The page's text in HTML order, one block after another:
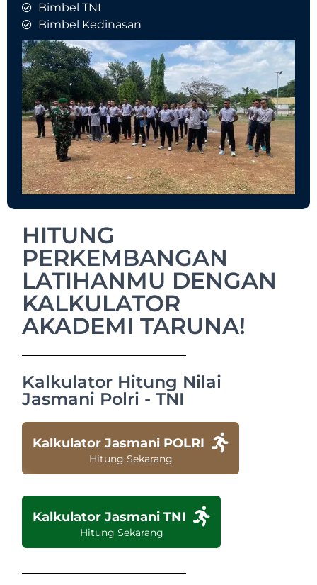
Bimbel TNI
Bimbel Kedinasan
HITUNG
PERKEMBANGAN
LATIHANMU DENGAN
KALKULATOR
AKADEMI TARUNA!
Kalkulator Hitung Nilai
Jasmani Polri - TNI
Kalkulator Jasmani POLRI
Hitung Sekarang
Kalkulator Jasmani TNI
Hitung Sekarang